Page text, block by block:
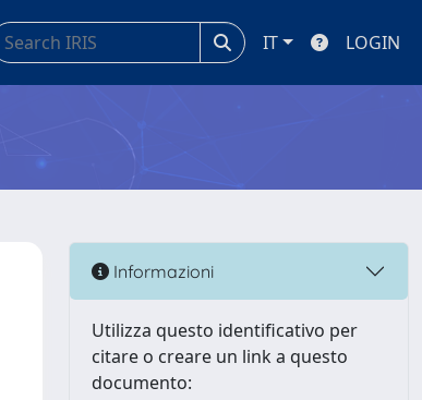
IT LOGIN
Informazioni
Utilizza questo identificativo per
citare o creare un link a questo
documento: